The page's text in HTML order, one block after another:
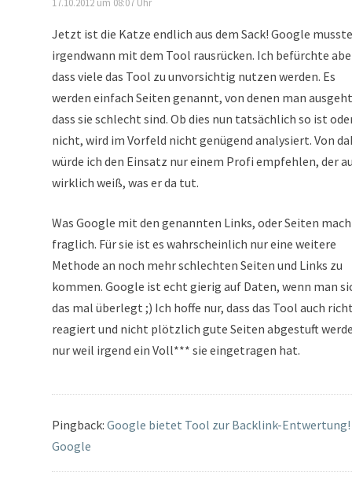
Jetzt ist die Katze endlich aus dem Sack! Google
irgendwann mit dem Tool rausrücken. Ich befürchte
dass viele das Tool zu unvorsichtig nutzen werden. Es
werden einfach Seiten genannt, von denen man
dass sie schlecht sind. Ob dies nun tatsächlich so ist
nicht, wird im Vorfeld nicht genügend analysiert. Von
würde ich den Einsatz nur einem Profi empfehlen, der
wirklich weiß, was er da tut.
Was Google mit den genannten Links, oder Seiten
fraglich. Für sie ist es wahrscheinlich nur eine weitere
Methode an noch mehr schlechten Seiten und Links zu
kommen. Google ist echt gierig auf Daten, wenn man
das mal überlegt ;) Ich hoffe nur, dass das Tool auch
reagiert und nicht plötzlich gute Seiten abgestuft
nur weil irgend ein Voll*** sie eingetragen hat.
Pingback: Google bietet Tool zur Backlink-Entwertung!
Google